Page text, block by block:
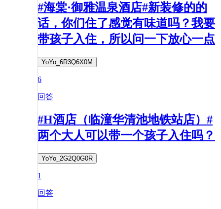
#海棠·御雅温泉酒店#新装修的的
话，你们住了感觉有味道吗？我要
带孩子入住，所以问一下放心一点
YoYo_6R3Q6X0M
6
回答
#H酒店（临潼华清池地铁站店）#
两个大人可以带一个孩子入住吗？
YoYo_2G2Q0G0R
1
回答